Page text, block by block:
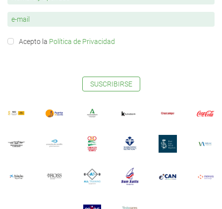
Acepto la Política de Privacidad
SUSCRIBIRSE